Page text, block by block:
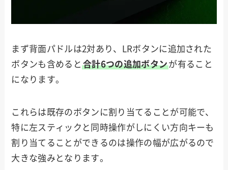
まず背面パドルは2対あり、LRボタンに追加された
ボタンも含めると 合計6つの追加ボタンが有ること
になります。
これらは既存のボタンに割り当てることが可能で、
特に左スティックと同時操作がしにくい方向キーも
割り当てることができるのは操作の幅が広がるので
大きな強みとなります。